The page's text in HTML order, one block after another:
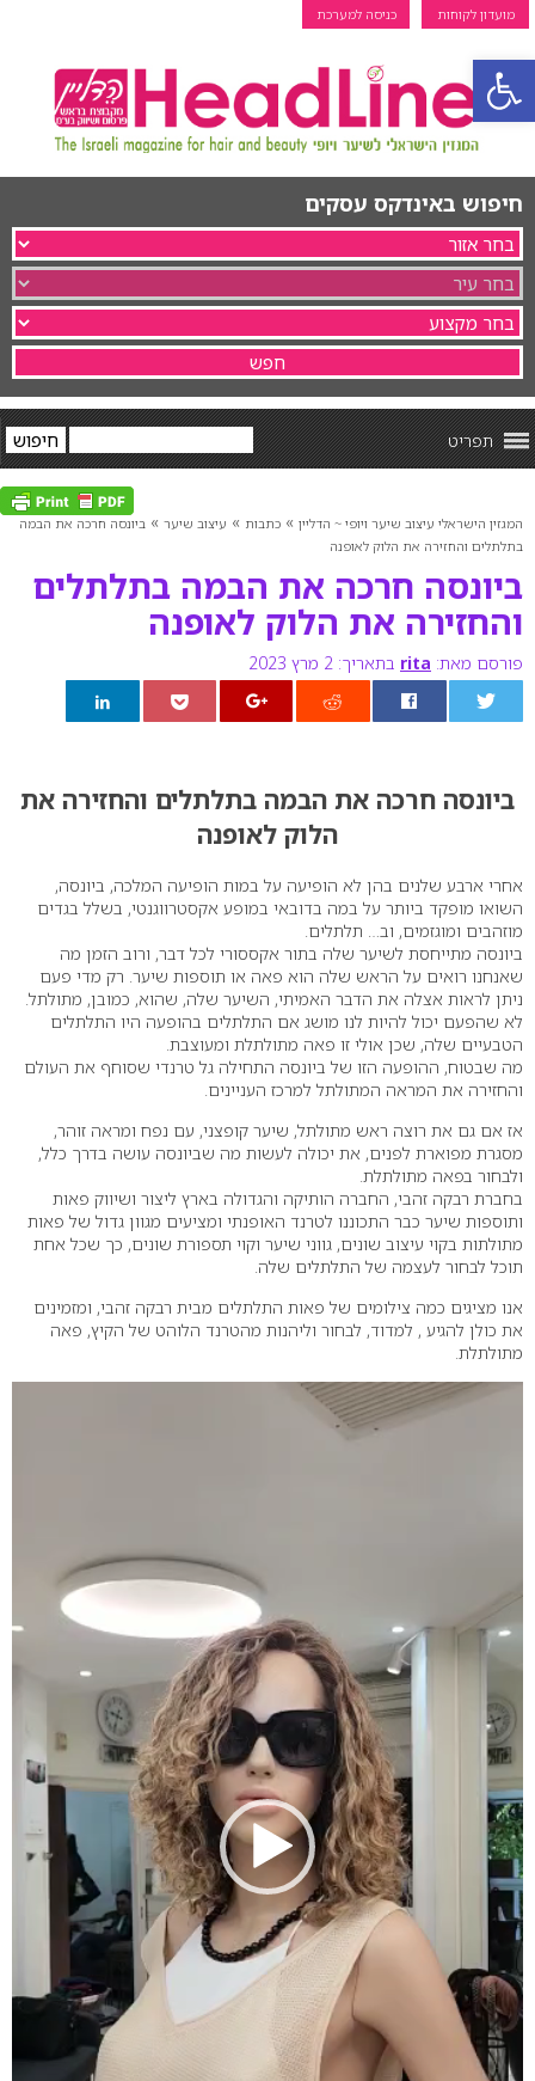
פתח סרגל נגישות
מועדון לקוחות כניסה למערכת
חיפוש באינדקס עסקים
תפריט
המגזין הישראלי עיצוב שיער ויופי ~ הדליין » כתבות » עיצוב שיער » ביונסה חרכה את הבמה
בתלתלים והחזירה את הלוק לאופנה
ביונסה חרכה את הבמה בתלתלים
והחזירה את הלוק לאופנה
פורסם מאת: rita בתאריך: 2 מרץ 2023
ביונסה חרכה את הבמה בתלתלים והחזירה את
הלוק לאופנה
אחרי ארבע שלנים בהן לא הופיעה על במות הופיעה המלכה, ביונסה,
השואו מופקד ביותר על במה בדובאי במופע אקסטרווגנטי, בשלל בגדים
מוזהבים ומוגזמים, וב… תלתלים.
ביונסה מתייחסת לשיער שלה בתור אקססורי לכל דבר, ורוב הזמן מה
שאנחנו רואים על הראש שלה הוא פאה או תוספות שיער. רק מדי פעם
ניתן לראות אצלה את הדבר האמיתי, השיער שלה, שהוא, כמובן, מתולתל.
לא שהפעם יכול להיות לנו מושג אם התלתלים בהופעה היו התלתלים
הטבעיים שלה, שכן אולי זו פאה מתולתלת ומעוצבת.
מה שבטוח, ההופעה הזו של ביונסה התחילה גל טרנדי שסוחף את העולם
והחזירה את המראה המתולתל למרכז העניינים.
אז אם גם את רוצה ראש מתולתל, שיער קופצני, עם נפח ומראה זוהר,
מסגרת מפוארת לפנים, את יכולה לעשות מה שביונסה עושה בדרך כלל,
ולבחור בפאה מתולתלת
בחברת רבקה זהבי, החברה הותיקה והגדולה בארץ ליצור ושיווק פאות
ותוספות שיער כבר התכוננו לטרנד האופנתי ומציעים מגוון גדול של פאות
מתולתות בקוי עיצוב שונים, גווני שיער וקוי תספורת שונים, כך שכל אחת
תוכל לבחור לעצמה של התלתלים שלה.
אנו מציגים כמה צילומים של פאות התלתלים מבית רבקה זהבי, ומזמינים
את כולן להגיע , למדוד, לבחור וליהנות מהטרנד הלוהט של הקיץ, פאה
מתולתלת.